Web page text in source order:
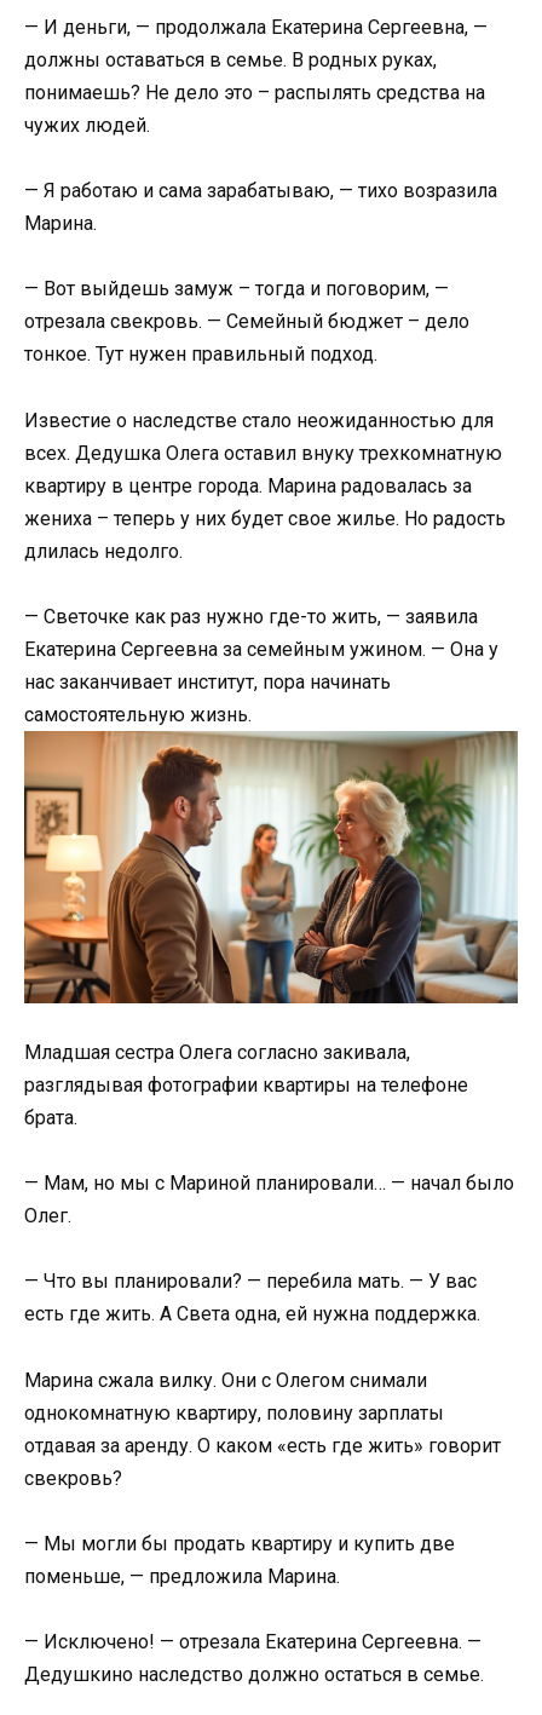
— И деньги, — продолжала Екатерина Сергеевна, —
должны оставаться в семье. В родных руках,
понимаешь? Не дело это – распылять средства на
чужих людей.
— Я работаю и сама зарабатываю, — тихо возразила
Марина.
— Вот выйдешь замуж – тогда и поговорим, —
отрезала свекровь. — Семейный бюджет – дело
тонкое. Тут нужен правильный подход.
Известие о наследстве стало неожиданностью для
всех. Дедушка Олега оставил внуку трехкомнатную
квартиру в центре города. Марина радовалась за
жениха – теперь у них будет свое жилье. Но радость
длилась недолго.
— Светочке как раз нужно где-то жить, — заявила
Екатерина Сергеевна за семейным ужином. — Она у
нас заканчивает институт, пора начинать
самостоятельную жизнь.
Младшая сестра Олега согласно закивала,
разглядывая фотографии квартиры на телефоне
брата.
— Мам, но мы с Мариной планировали… — начал было
Олег.
— Что вы планировали? — перебила мать. — У вас
есть где жить. А Света одна, ей нужна поддержка.
Марина сжала вилку. Они с Олегом снимали
однокомнатную квартиру, половину зарплаты
отдавая за аренду. О каком «есть где жить» говорит
свекровь?
— Мы могли бы продать квартиру и купить две
поменьше, — предложила Марина.
— Исключено! — отрезала Екатерина Сергеевна. —
Дедушкино наследство должно остаться в семье.